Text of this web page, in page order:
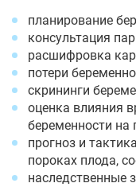
планирование
консультация
расшифровка
потери
скрининги
оценка влияния
беременности на
прогноз и
пороках плода,
наследственные